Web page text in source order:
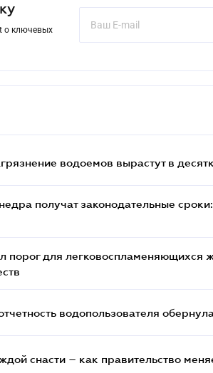
о ключевых
водоемов вырастут в
получат законодательные
порог для легковоспламеняющихся
водопользователя
снасти – как правительство